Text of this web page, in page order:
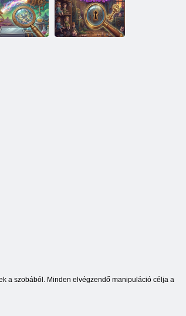
Escape
Barrys
Prison
Amgel Easy
Room Escape
385
a szobából. Minden elvégzendő manipuláció célja a